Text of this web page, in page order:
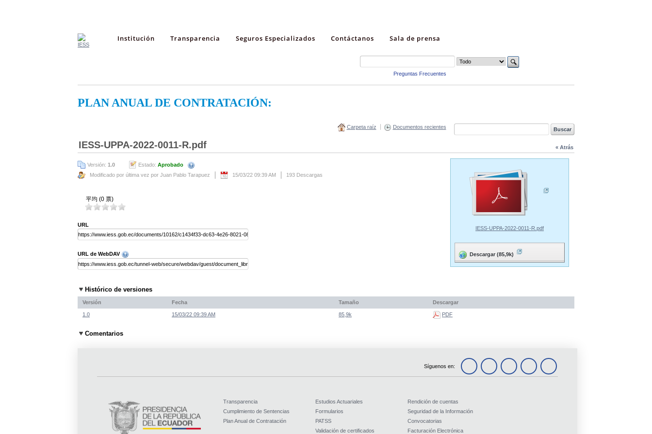
Institución Transparencia Seguros Especializados Contáctanos Sala de prensa
Preguntas Frecuentes
PLAN ANUAL DE CONTRATACIÓN:
Carpeta raíz Documentos recientes
« Atrás
IESS-UPPA-2022-0011-R.pdf
Versión: 1.0 Estado: Aprobado
Modificado por última vez por Juan Pablo Tarapuez
15/03/22 09:39 AM 193 Descargas
平均 (0 票)
URL
URL de WebDAV
IESS-UPPA-2022-0011-R.pdf
Descargar (85,9k)
Histórico de versiones
Versión Fecha Tamaño Descargar
1.0 15/03/22 09:39 AM 85,9k PDF
Comentarios
Síguenos en:
Transparencia
Cumplimiento de Sentencias
Plan Anual de Contratación
Estudios Actuariales
Formularios
PATSS
Validación de certificados
Rendición de cuentas
Seguridad de la Información
Convocatorias
Facturación Electrónica